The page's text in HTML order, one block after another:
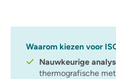
Waarom kiezen voor
Nauwkeurige
thermografische